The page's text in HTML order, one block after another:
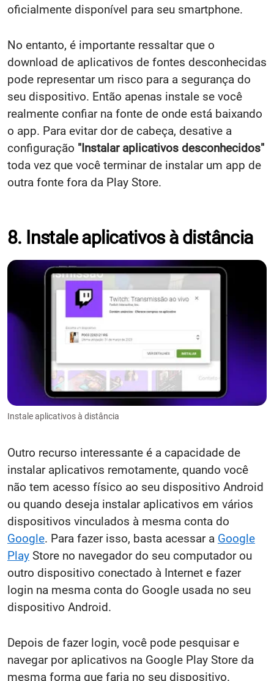
oficialmente disponível para seu smartphone.
No entanto, é importante ressaltar que o
download de aplicativos de fontes desconhecidas
pode representar um risco para a segurança do
seu dispositivo. Então apenas instale se você
realmente confiar na fonte de onde está baixando
o app. Para evitar dor de cabeça, desative a
configuração "Instalar aplicativos desconhecidos"
toda vez que você terminar de instalar um app de
outra fonte fora da Play Store.
8. Instale aplicativos à distância
Instale aplicativos à distância
Outro recurso interessante é a capacidade de
instalar aplicativos remotamente, quando você
não tem acesso físico ao seu dispositivo Android
ou quando deseja instalar aplicativos em vários
dispositivos vinculados à mesma conta do
Google. Para fazer isso, basta acessar a Google
Play Store no navegador do seu computador ou
outro dispositivo conectado à Internet e fazer
login na mesma conta do Google usada no seu
dispositivo Android.
Depois de fazer login, você pode pesquisar e
navegar por aplicativos na Google Play Store da
mesma forma que faria no seu dispositivo.